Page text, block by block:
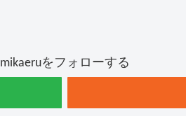
mikaeruをフォローする